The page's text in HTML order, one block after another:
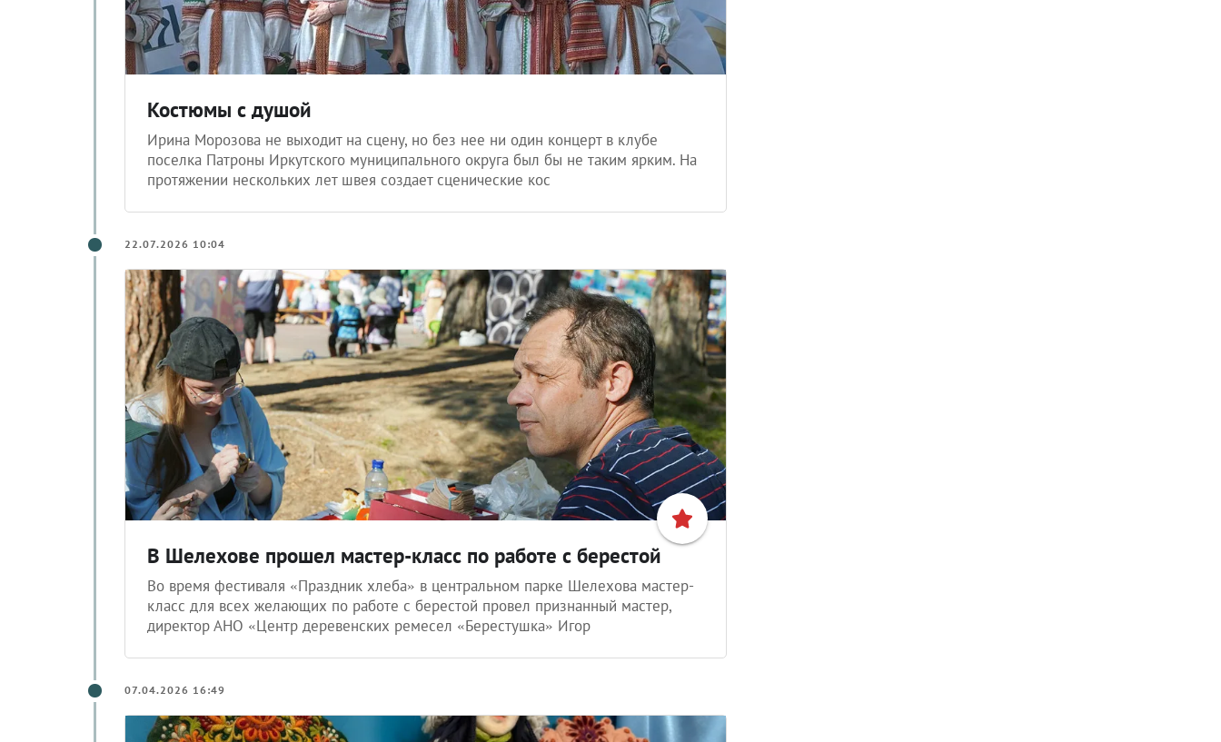
Костюмы с душой
Ирина Морозова не выходит на сцену, но без нее ни один концерт в клубе
поселка Патроны Иркутского муниципального округа был бы не таким ярким. На
протяжении нескольких лет швея создает сценические кос
22.07.2026 10:04
В Шелехове прошел мастер-класс по работе с берестой
Во время фестиваля «Праздник хлеба» в центральном парке Шелехова мастер-
класс для всех желающих по работе с берестой провел признанный мастер,
директор АНО «Центр деревенских ремесел «Берестушка» Игор
07.04.2026 16:49